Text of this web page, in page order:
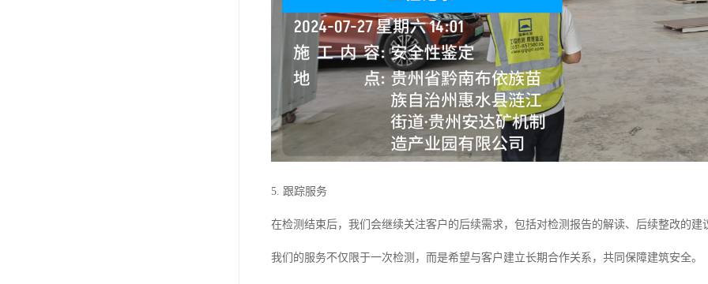
5. 跟踪服务
在检测结束后，我们会继续关注客户的后续需求，包括对检测报告的解读、后续整改的建
我们的服务不仅限于一次检测，而是希望与客户建立长期合作关系，共同保障建筑安全。